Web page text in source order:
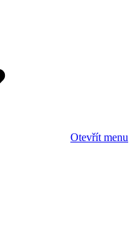
Otevřít menu